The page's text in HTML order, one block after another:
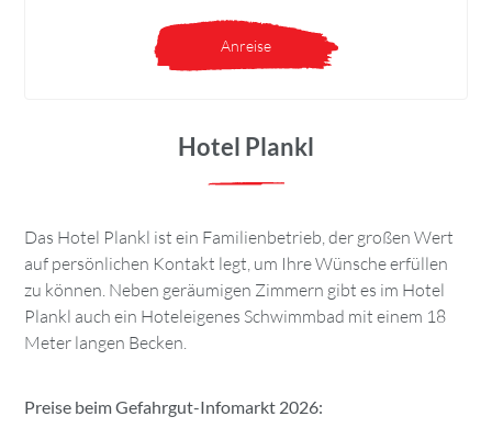
Anreise
Hotel Plankl
Das Hotel Plankl ist ein Familienbetrieb, der großen Wert
auf persönlichen Kontakt legt, um Ihre Wünsche erfüllen
zu können. Neben geräumigen Zimmern gibt es im Hotel
Plankl auch ein Hoteleigenes Schwimmbad mit einem 18
Meter langen Becken.
Preise beim Gefahrgut-Infomarkt 2026: